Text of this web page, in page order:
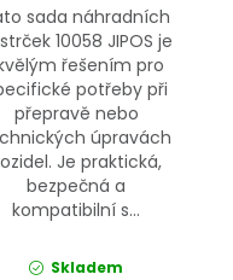
sada náhradních
10058 JIPOS je
řešením pro
potřeby při
přepravě nebo
úpravách
Je praktická,
bezpečná a
kompatibilní s...
Skladem